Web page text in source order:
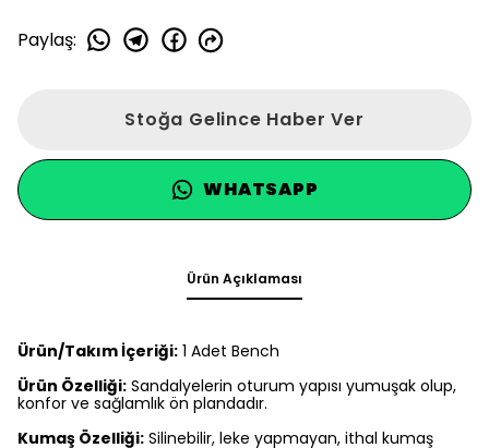
Paylaş:
Stoğa Gelince Haber Ver
WHATSAPP
Ürün Açıklaması
Ürün/Takım İçeriği: 1 Adet Bench
Ürün Özelliği: Sandalyelerin oturum yapısı yumuşak olup,
konfor ve sağlamlık ön plandadır.
Kumaş Özelliği: Silinebilir, leke yapmayan, ithal kumaş